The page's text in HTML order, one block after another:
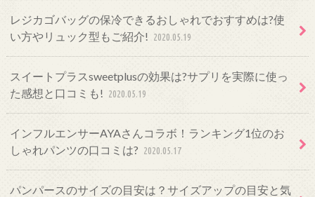
レジカゴバッグの保冷できるおしゃれでおすすめは?使
い方やリュック型もご紹介! 2020.05.19
スイートプラスsweetplusの効果は?サプリを実際に使っ
た感想と口コミも! 2020.05.19
インフルエンサーAYAさんコラボ！ランキング1位のお
しゃれパンツの口コミは? 2020.05.17
パンパースのサイズの目安は？サイズアップの目安と気